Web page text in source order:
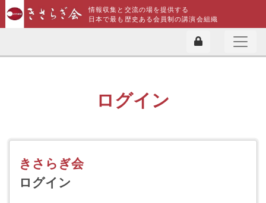
情報収集と交流の場を提供する
日本で最も歴史ある会員制の講演会組織
ログイン
きさらぎ会
ログイン